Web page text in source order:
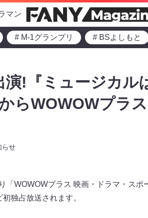
マン
# M-1グランプリ # BSよしもと
!『ミュージカル
らWOWOWプラ
らせ
「WOWOWプラス 映画・ドラマ・ス
独占放送されます。